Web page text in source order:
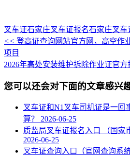
叉车证石家庄叉车证报名石家庄叉车
<< 登高证查询网站官方网，高空作
项目
2026年高处安装维护拆除作业证官方
您可以还会对下面的文章感兴趣
叉车证和N1叉车司机证是一回
算？ 2026-06-25
质监局叉车证报名入口 （国家
2026-06-25
叉车证查询入口（官网查询系